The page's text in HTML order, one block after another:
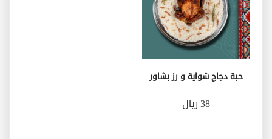
حبة دجاج شواية و رز بشاور
38 ريال